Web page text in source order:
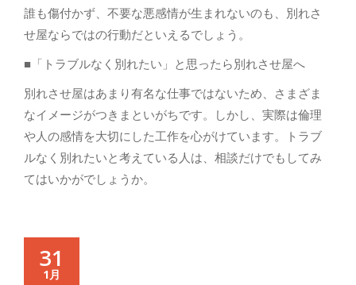
誰も傷付かず、不要な悪感情が生まれないのも、別れさ
せ屋ならではの行動だといえるでしょう。
■「トラブルなく別れたい」と思ったら別れさせ屋へ
別れさせ屋はあまり有名な仕事ではないため、さまざま
なイメージがつきまといがちです。しかし、実際は倫理
や人の感情を大切にした工作を心がけています。トラブ
ルなく別れたいと考えている人は、相談だけでもしてみ
てはいかがでしょうか。
31
1月